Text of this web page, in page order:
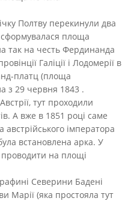
Полтву перекинули два
площа
так на честь Фердинанда
Галіції і Лодомерії в
платц (площа
з 29 червня 1843 .
тут проходили
А вже в 1851 році саме
австрійського імператора
встановлена арка. У
на площі
Северини Бадені
Марії (яка простояла тут